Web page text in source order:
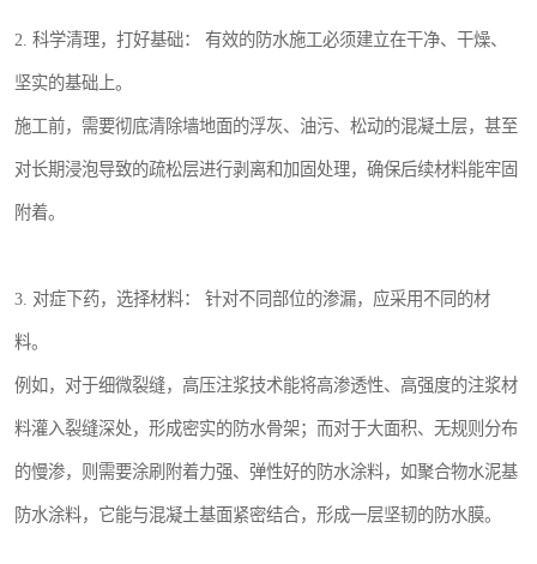
2. 科学清理，打好基础： 有效的防水施工必须建立在干净、干燥、
坚实的基础上。
施工前，需要彻底清除墙地面的浮灰、油污、松动的混凝土层，甚至
对长期浸泡导致的疏松层进行剥离和加固处理，确保后续材料能牢固
附着。
3. 对症下药，选择材料： 针对不同部位的渗漏，应采用不同的材
料。
例如，对于细微裂缝，高压注浆技术能将高渗透性、高强度的注浆材
料灌入裂缝深处，形成密实的防水骨架；而对于大面积、无规则分布
的慢渗，则需要涂刷附着力强、弹性好的防水涂料，如聚合物水泥基
防水涂料，它能与混凝土基面紧密结合，形成一层坚韧的防水膜。